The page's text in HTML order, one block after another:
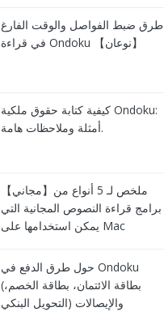
طرق ضبط الفواصل والوقت الفارغ
في قراءة Ondoku 【نوعان】
كيفية كتابة حقوق ملكية Ondoku:
أمثلة وملاحظات هامة.
【مجاني】ملخص لـ 5 أنواع من
برامج قراءة النصوص المجانية التي
يمكن استخدامها على Mac
حول طرق الدفع في Ondoku
(بطاقة الائتمان، بطاقة الخصم،
التحويل البنكي) والإيصالات